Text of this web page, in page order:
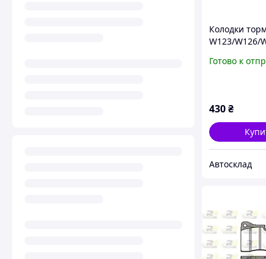
Колодки
W123/W126/
(RM1450)
Готово к
430₴
Автосклад